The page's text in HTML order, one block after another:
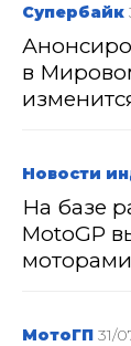
Супербайк
в
Новости
На базе
MotoGP
МотоГП 31/